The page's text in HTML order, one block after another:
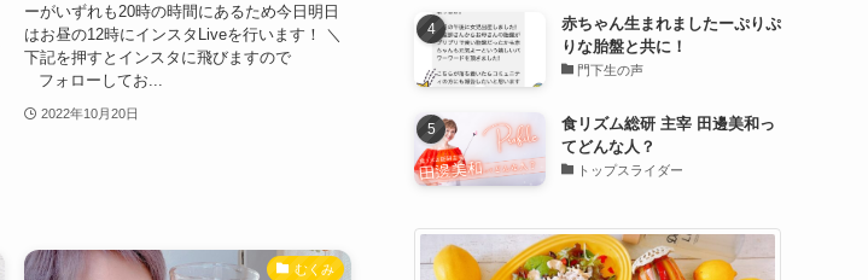
ーがいずれも20時の時間にあるため今日明日
はお昼の12時にインスタLiveを行います！ ＼
下記を押すとインスタに飛びますので
フォローしてお...
2022年10月20日
むくみ
赤ちゃん生まれましたーぷりぷ
りな胎盤と共に！
門下生の声
食リズム総研 主宰 田邊美和っ
てどんな人？
トップスライダー